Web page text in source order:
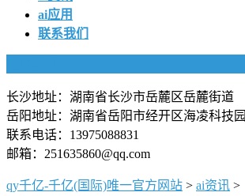
ai应用
联系我们
长沙地址：湖南省长沙市岳麓区岳麓街道
岳阳地址：湖南省岳阳市经开区海凌科技园
联系电话：13975088831
邮箱：251635860@qq.com
qy千亿-千亿(国际)唯一官方网站 > ai资讯 >